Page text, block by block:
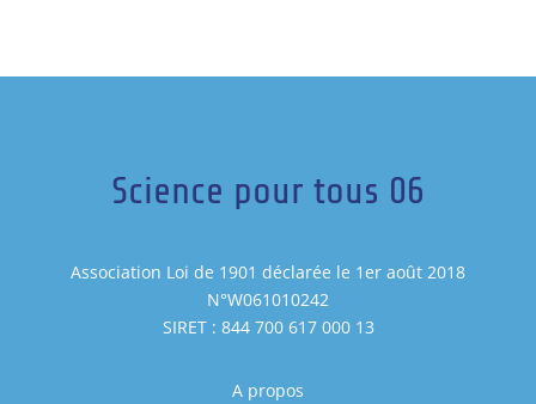
Science pour tous 06
Association Loi de 1901 déclarée le 1er août 2018
N°W061010242
SIRET : 844 700 617 000 13
A propos